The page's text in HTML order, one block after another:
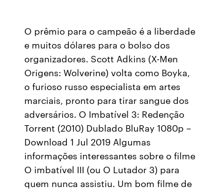
O prêmio para o campeão é a liberdade
e muitos dólares para o bolso dos
organizadores. Scott Adkins (X-Men
Origens: Wolverine) volta como Boyka,
o furioso russo especialista em artes
marciais, pronto para tirar sangue dos
adversários. O Imbatível 3: Redenção
Torrent (2010) Dublado BluRay 1080p –
Download 1 Jul 2019 Algumas
informações interessantes sobre o filme
O imbatível III (ou O Lutador 3) para
quem nunca assistiu. Um bom filme de